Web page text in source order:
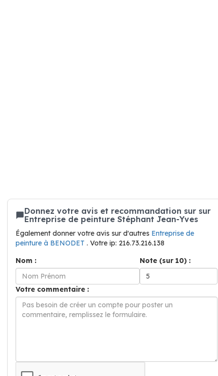
Donnez votre avis et recommandation sur sur
Entreprise de peinture Stéphant Jean-Yves
Également donner votre avis sur d'autres Entreprise de
peinture à BENODET . Votre ip: 216.73.216.138
Nom :
Note (sur 10) :
Votre commentaire :